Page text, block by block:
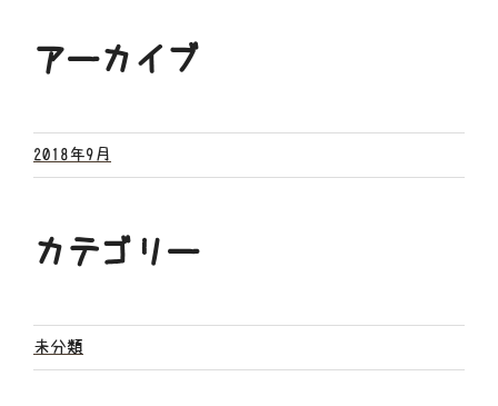
アーカイブ
2018年9月
カテゴリー
未分類